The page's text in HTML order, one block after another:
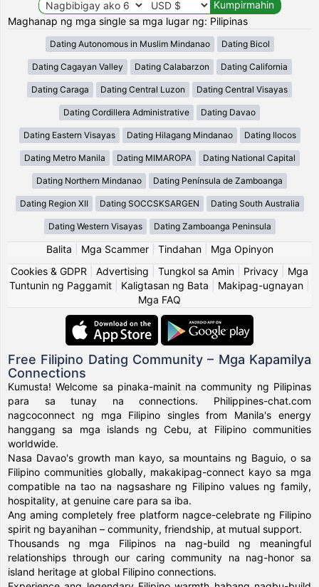
Maghanap ng mga single sa mga lugar ng: Pilipinas
Dating Autonomous in Muslim Mindanao Dating Bicol
Dating Cagayan Valley Dating Calabarzon Dating California
Dating Caraga Dating Central Luzon Dating Central Visayas
Dating Cordillera Administrative Dating Davao
Dating Eastern Visayas Dating Hilagang Mindanao Dating Ilocos
Dating Metro Manila Dating MIMAROPA Dating National Capital
Dating Northern Mindanao Dating Península de Zamboanga
Dating Region XII Dating SOCCSKSARGEN Dating South Australia
Dating Western Visayas Dating Zamboanga Peninsula
Balita Mga Scammer| Tindahan| Mga Opinyon
Cookies & GDPR
Advertising Tungkol sa Amin Privacy
Mga
Tuntunin ng Paggamit
Kaligtasan ng Bata Makipag-ugnayan
Mga FAQ
Free Filipino Dating Community – Mga Kapamilya
Connections
Kumusta! Welcome sa pinaka-mainit na community ng Pilipinas
para sa tunay na connections. Philippines-chat.com
nagcoconnect ng mga Filipino singles from Manila's energy
hanggang sa mga islands ng Cebu, at Filipino communities
worldwide.
Nasa Davao's growth man kayo, sa mountains ng Baguio, o sa
Filipino communities globally, makakipag-connect kayo sa mga
compatible na tao na nagsashare ng Filipino values ng family,
hospitality, at genuine care para sa iba.
Ang aming completely free platform nagce-celebrate ng Filipino
spirit ng bayanihan – community, friendship, at mutual support.
Thousands ng mga Filipinos na nag-build ng meaningful
relationships through our caring community na nag-honor sa
island heritage at global Filipino connections.